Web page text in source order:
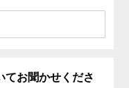
てお聞かせくださ